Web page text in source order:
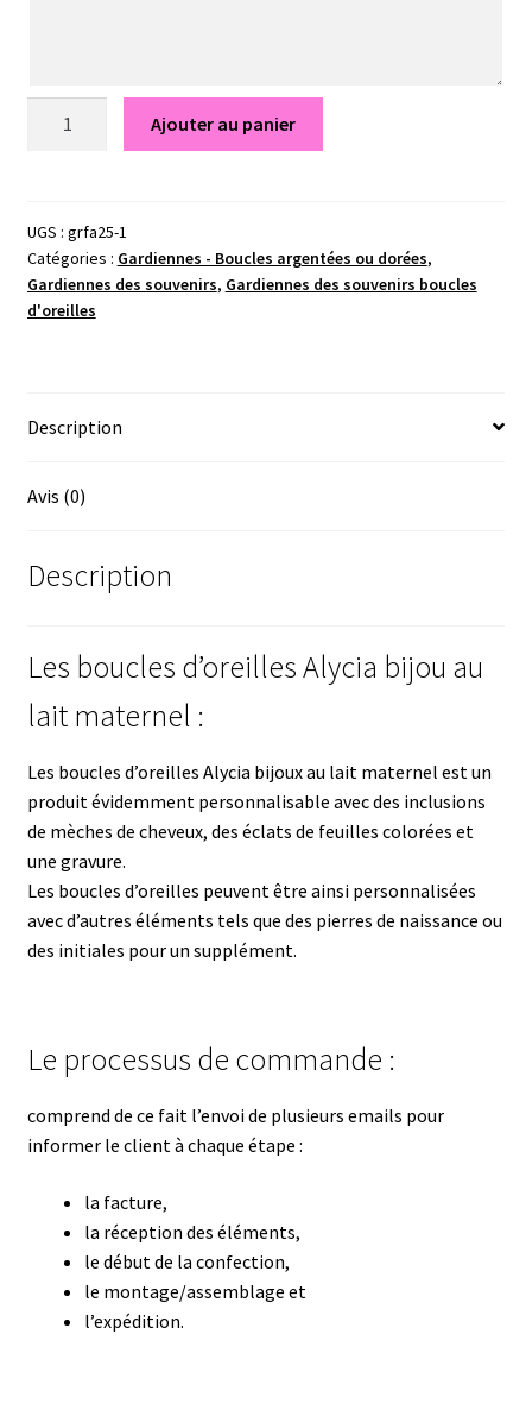
Gardiennes
des
souvenirs
Ajouter au panier
UGS : grfa25-1
Catégories : Gardiennes - Boucles argentées ou dorées,
Gardiennes des souvenirs, Gardiennes des souvenirs boucles
d'oreilles
Description
Avis (0)
Description
Les boucles d’oreilles Alycia bijou au
lait maternel :
Les boucles d’oreilles Alycia bijoux au lait maternel est un
produit évidemment personnalisable avec des inclusions
de mèches de cheveux, des éclats de feuilles colorées et
une gravure.
Les boucles d’oreilles peuvent être ainsi personnalisées
avec d’autres éléments tels que des pierres de naissance ou
des initiales pour un supplément.
Le processus de commande :
comprend de ce fait l’envoi de plusieurs emails pour
informer le client à chaque étape :
la facture,
la réception des éléments,
le début de la confection,
le montage/assemblage et
l’expédition.